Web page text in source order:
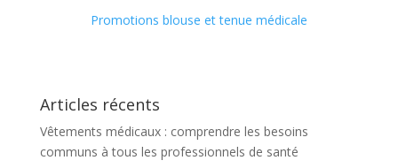
Promotions blouse et tenue médicale
Articles récents
Vêtements médicaux : comprendre les besoins
communs à tous les professionnels de santé